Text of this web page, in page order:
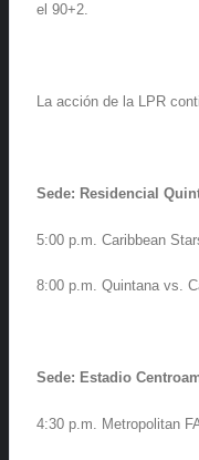
el 90+2.
La acción de la LPR
Sede: Residencial
5:00 p.m. Caribbean
8:00 p.m. Quintana vs.
Sede: Estadio
4:30 p.m. Metropolitan